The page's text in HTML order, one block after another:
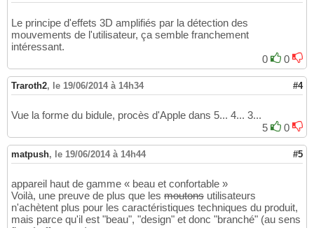
Le principe d'effets 3D amplifiés par la détection des
mouvements de l'utilisateur, ça semble franchement
intéressant.
0
0
Traroth2, le 19/06/2014 à 14h34 #4
Vue la forme du bidule, procès d'Apple dans 5... 4... 3...
5
0
matpush, le 19/06/2014 à 14h44 #5
appareil haut de gamme « beau et confortable »
Voilà, une preuve de plus que les moutons utilisateurs
n'achètent plus pour les caractéristiques techniques du produit,
mais parce qu'il est "beau", "design" et donc "branché" (au sens